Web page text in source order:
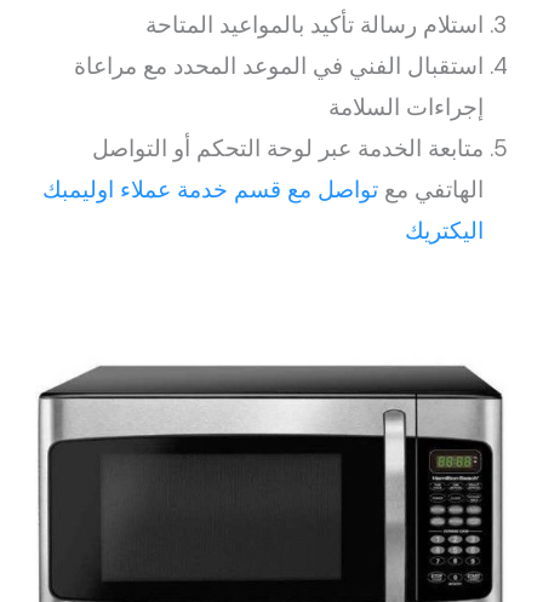
استلام رسالة تأكيد بالمواعيد المتاحة
استقبال الفني في الموعد المحدد مع مراعاة
إجراءات السلامة
متابعة الخدمة عبر لوحة التحكم أو التواصل
الهاتفي معتواصل مع قسم خدمة عملاء اوليمبك
اليكتريك